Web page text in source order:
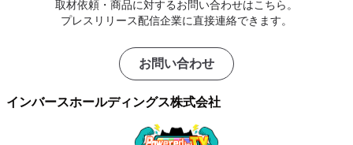
取材依頼・商品に対するお問い合わせはこちら。
プレスリリース配信企業に直接連絡できます。
お問い合わせ
インバースホールディングス株式会社